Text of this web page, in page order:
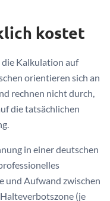
kostet
die Kalkulation auf
orientieren sich an
rechnen nicht durch,
die tatsächlichen
in einer deutschen
und Aufwand zwischen
(je